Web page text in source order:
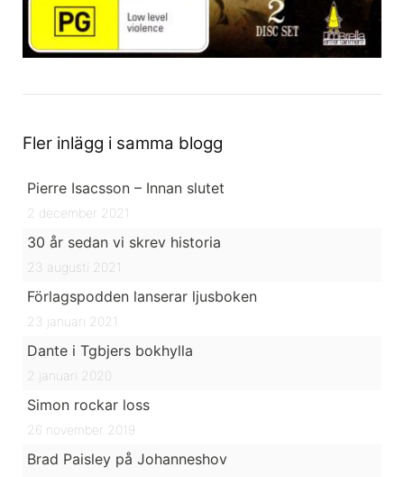
Fler inlägg i samma blogg
Pierre Isacsson – Innan slutet
2 december 2021
30 år sedan vi skrev historia
23 augusti 2021
Förlagspodden lanserar ljusboken
23 januari 2021
Dante i Tgbjers bokhylla
2 januari 2020
Simon rockar loss
26 november 2019
Brad Paisley på Johanneshov